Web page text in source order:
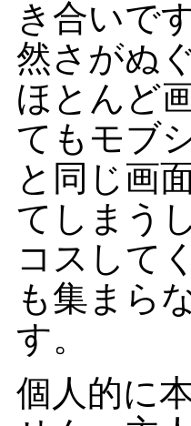
き合いで
然さがぬ
ほとんど
てもモブ
と同じ画
てしまう
コスして
も集まら
す。
個人的に